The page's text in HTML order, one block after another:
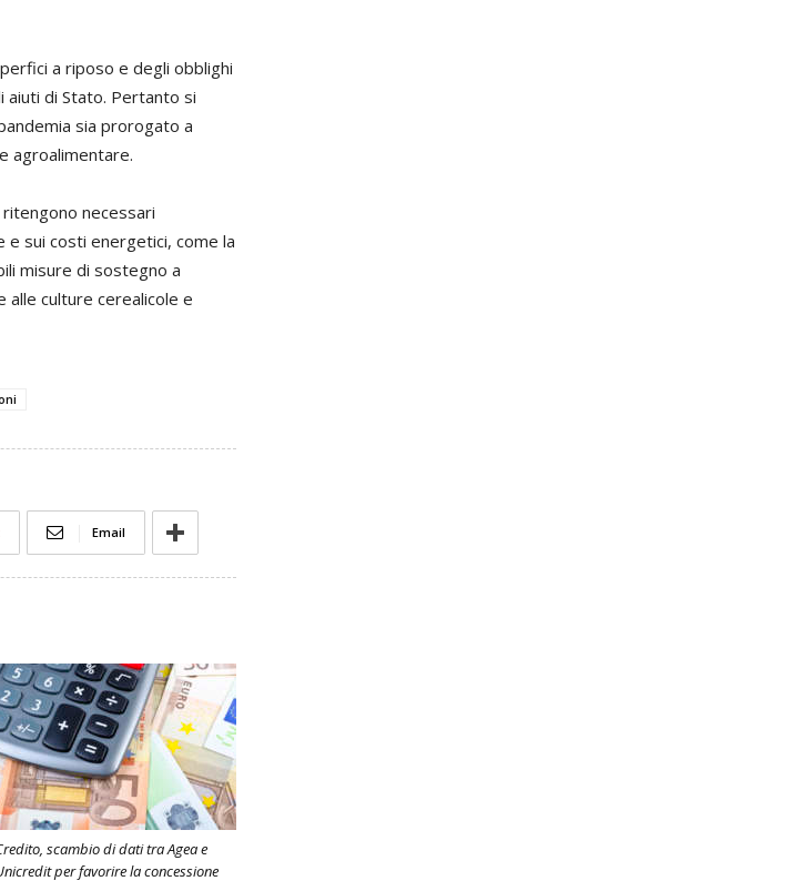
a riposo e degli obblighi
aiuti di Stato. Pertanto si
sia prorogato a
agroalimentare.
necessari
sui costi energetici, come la
misure di sostegno a
culture cerealicole e
Email
scambio di dati tra Agea e
per favorire la concessione